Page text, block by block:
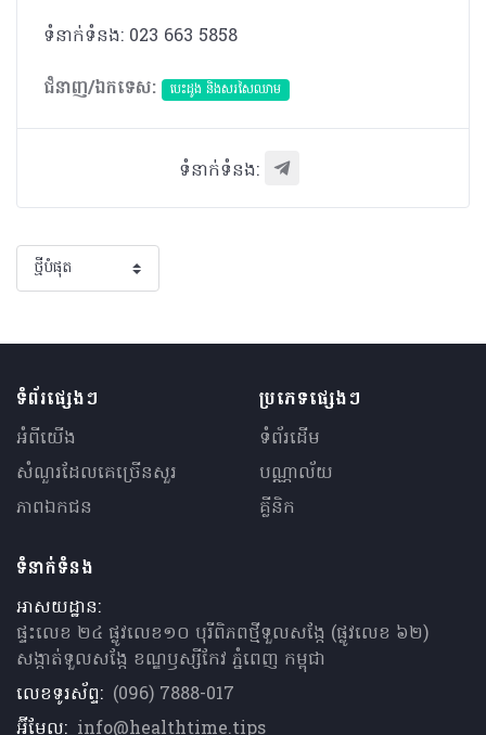
ទំនាក់ទំនង: 023 663 5858
ជំនាញ/ឯកទេស:
បេះដូង​ និងសរសៃឈាម
ទំនាក់ទំនង:
ទំព័រផ្សេងៗ
អំពីយើង
សំណួរ​ដែលគេ​ច្រើន​សួរ
ភាពឯកជន
ប្រភេទផ្សេងៗ
ទំព័រដើម
បណ្ណាល័យ
គ្លីនិក
ទំនាក់ទំនង
អាសយដ្ឋាន:
ផ្ទះលេខ ២៤ ផ្លូវលេខ១០ បុរីពិភពថ្មីទួលសង្កែ (ផ្លូវលេខ ៦២)
សង្កាត់ទួលសង្កែ ខណ្ឌឫស្សីកែវ ភ្នំពេញ កម្ពុជា
លេខទូរស័ព្ទ: (096) 7888-017
អ៊ីមែល: info@healthtime.tips